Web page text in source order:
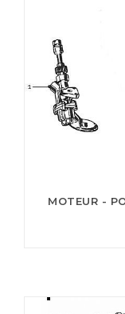
MOTEUR -